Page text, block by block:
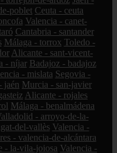
poblet Ceuta - ceuta
Valencia - canet-
Cantabria - santander
Málaga - torrox Toledo -
Alicante - sant-vicent-
- níjar Badajoz - badajoz
- mislata Segovia -
jaén Murcia - san-javier
Alicante - rojales
Málaga - benalmádena
- arroyo-de-la-
del-vallès Valencia -
- valencia-de-alcántara
- la-vila-joiosa Valencia -